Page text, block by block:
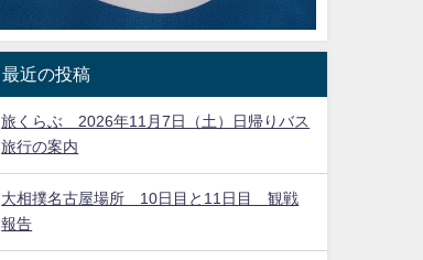
最近の投稿
旅くらぶ 2026年11月7日（土）日帰りバス
旅行の案内
大相撲名古屋場所 10日目と11日目 観戦
報告